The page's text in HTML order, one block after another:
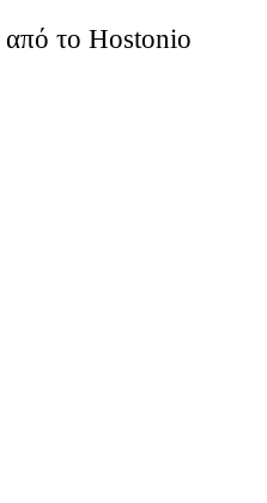
από το Hostonio